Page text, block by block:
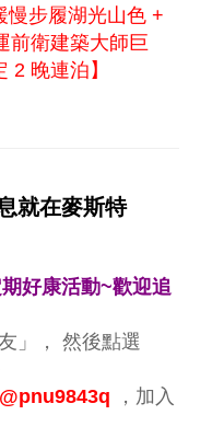
慢步履湖光山色 +
前衛建築大師巨
2 晚連泊】
就在麥斯特
好康活動~歡迎追
」， 然後點選
@pnu9843q ，加入